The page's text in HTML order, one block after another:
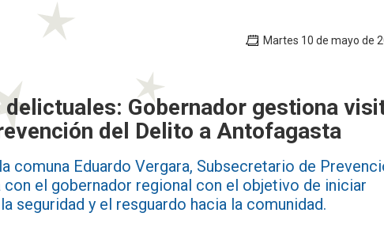
Martes 10 de mayo de
Gobernador gestiona
del Delito a Antofagasta
comuna Eduardo Vergara, Subsecretario de
el gobernador regional con el objetivo de iniciar
seguridad y el resguardo hacia la comunidad.